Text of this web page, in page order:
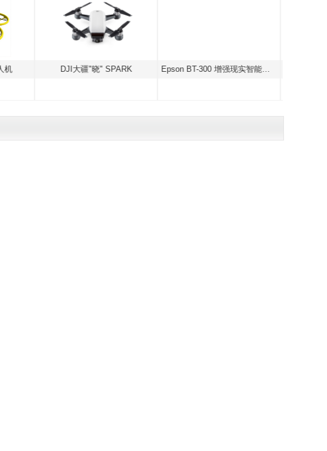
Epson BT-300 增强现实智能眼镜 卓尔航空L-IILRTX碳纤维折叠桨